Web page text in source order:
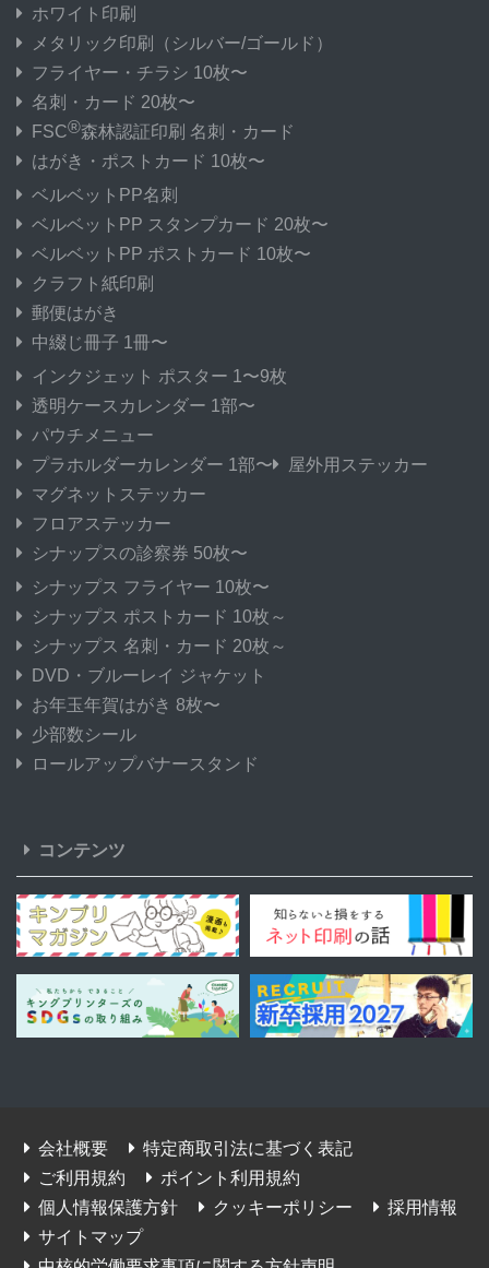
ホワイト印刷
メタリック印刷
（シルバー/ゴールド）
フライヤー・チラシ 10枚〜
名刺・カード 20枚〜
FSC®森林認証印刷 名刺・カード
はがき・ポストカード 10枚〜
ベルベットPP名刺
ベルベットPP スタンプカード 20枚〜
ベルベットPP ポストカード 10枚〜
クラフト紙印刷
郵便はがき
中綴じ冊子 1冊〜
インクジェット ポスター 1〜9枚
透明ケースカレンダー 1部〜
パウチメニュー
プラホルダーカレンダー 1部〜
屋外用ステッカー
マグネットステッカー
フロアステッカー
シナップスの診察券 50枚〜
シナップス フライヤー 10枚〜
シナップス ポストカード 10枚～
シナップス 名刺・カード 20枚～
DVD・ブルーレイ ジャケット
お年玉年賀はがき 8枚〜
少部数シール
ロールアップバナースタンド
コンテンツ
会社概要
特定商取引法に基づく表記
ご利用規約
ポイント利用規約
個人情報保護方針
クッキーポリシー
採用情報
サイトマップ